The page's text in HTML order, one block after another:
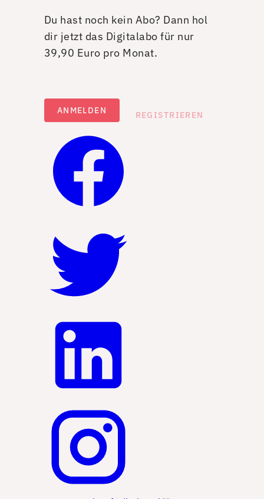
Du hast noch kein Abo? Dann hol
dir jetzt das Digitalabo für nur
39,90 Euro pro Monat.
ANMELDEN REGISTRIEREN